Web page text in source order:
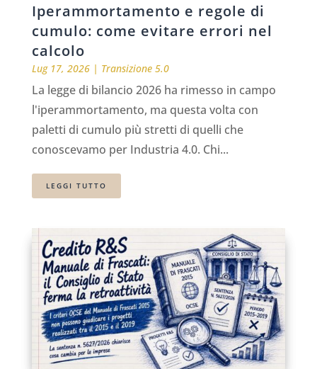
Iperammortamento e regole di
cumulo: come evitare errori nel
calcolo
Lug 17, 2026| Transizione 5.0
La legge di bilancio 2026 ha rimesso in campo
l'iperammortamento, ma questa volta con
paletti di cumulo più stretti di quelli che
conoscevamo per Industria 4.0. Chi...
LEGGI TUTTO